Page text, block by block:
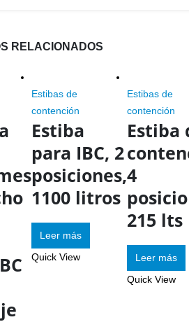
RELACIONADOS
Estibas de
contención
Estiba
para IBC, 2
posiciones,
1100 litros
Leer más
Quick View
Estibas de
contención
Estiba
4
215 lts
Leer más
Quick View